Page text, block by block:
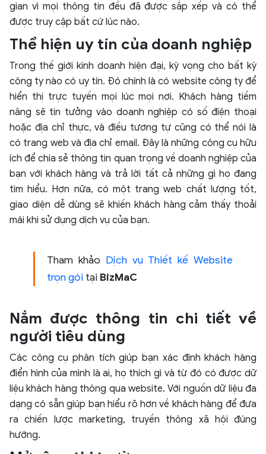
gian vì mọi thông tin đều đã được sắp xếp và có thể
được truy cập bất cứ lúc nào.
Thể hiện uy tín của doanh nghiệp
Trong thế giới kinh doanh hiện đại, kỳ vọng cho bất kỳ
công ty nào có uy tín. Đó chính là có website công ty để
hiển thị trực tuyến mọi lúc mọi nơi. Khách hàng tiềm
năng sẽ tin tưởng vào doanh nghiệp có số điện thoại
hoặc địa chỉ thực, và điều tương tự cũng có thể nói là
có trang web và địa chỉ email. Đây là những công cụ hữu
ích để chia sẻ thông tin quan trọng về doanh nghiệp của
bạn với khách hàng và trả lời tất cả những gì họ đang
tìm hiểu. Hơn nữa, có một trang web chất lượng tốt,
giao diện dễ dùng sẽ khiến khách hàng cảm thấy thoải
mái khi sử dụng dịch vụ của bạn.
Tham khảo Dịch vụ Thiết kế Website
trọn gói tại BizMaC
Nắm được thông tin chi tiết về
người tiêu dùng
Các công cụ phân tích giúp bạn xác định khách hàng
điển hình của mình là ai, họ thích gì và từ đó có được dữ
liệu khách hàng thông qua website. Với nguồn dữ liệu đa
dạng có sẵn giúp bạn hiểu rõ hơn về khách hàng để đưa
ra chiến lược marketing, truyền thông xã hội đúng
hướng.